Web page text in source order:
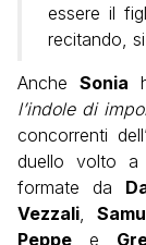
essere il
recitando,
Anche Sonia
l’indole di
concorrenti
duello volto a
formate da
Vezzali ,
Peppe e